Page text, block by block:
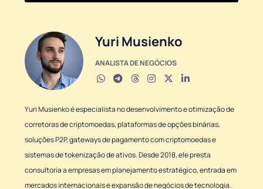
Yuri Musienko
ANALISTA DE NEGÓCIOS
Yuri Musienko é especialista no desenvolvimento e otimização de
corretoras de criptomoedas, plataformas de opções binárias,
soluções P2P, gateways de pagamento com criptomoedas e
sistemas de tokenização de ativos. Desde 2018, ele presta
consultoria a empresas em planejamento estratégico, entrada em
mercados internacionais e expansão de negócios de tecnologia.